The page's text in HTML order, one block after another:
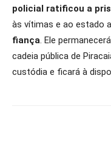
policial ratificou a
às vítimas e ao estado
fiança. Ele
cadeia pública de
custódia e ficará à